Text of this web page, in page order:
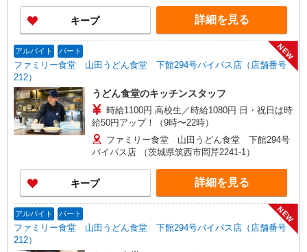
キープ 詳細を見る
アルバイト パート
ファミリー食堂 山田うどん食堂 下館294号バイパス店（店舗番号
212）
NEW
うどん食堂のキッチンスタッフ
時給1100円 高校生／時給1080円 日・祝日は時
給50円アップ！（9時〜22時）
ファミリー食堂 山田うどん食堂 下館294号
バイパス店 （茨城県筑西市岡芹2241-1）
キープ 詳細を見る
アルバイト パート
ファミリー食堂 山田うどん食堂 下館294号バイパス店（店舗番号
212）
NEW